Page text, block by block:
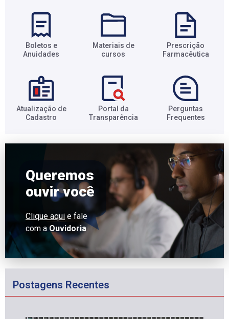
Boletos e
Anuidades​
Materiais de
cursos​
Prescrição
Farmacêutica​
Atualização de
Cadastro​
Portal da
Transparência​
Perguntas
Frequentes​
Queremos
ouvir você
Clique aqui e fale
com aOuvidoria
Postagens Recentes